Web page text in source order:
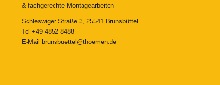
& fachgerechte Montagearbeiten
Schleswiger Straße 3, 25541 Brunsbüttel
Tel +49 4852 8488
E-Mail
brunsbuettel@thoemen.de